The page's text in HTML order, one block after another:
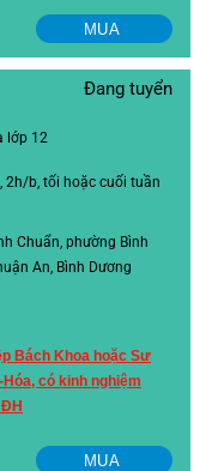
MUA
Đang tuyển
lớp 12
2h/b, tối hoặc cuối tuần
Chuẩn, phường Bình
An, Bình Dương
Bách Khoa hoặc Sư
có kinh nghiệm
MUA